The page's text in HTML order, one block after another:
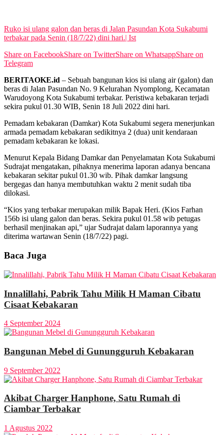
Ruko isi ulang galon dan beras di Jalan Pasundan Kota Sukabumi
terbakar pada Senin (18/7/22) dini hari.| Ist
Share on FacebookShare on TwitterShare on WhatsappShare on
Telegram
BERITAOKE.id – Sebuah bangunan kios isi ulang air (galon) dan
beras di Jalan Pasundan No. 9 Kelurahan Nyomplong, Kecamatan
Warudoyong Kota Sukabumi terbakar. Peristiwa kebakaran terjadi
sekira pukul 01.30 WIB, Senin 18 Juli 2022 dini hari.
Pemadam kebakaran (Damkar) Kota Sukabumi segera menerjunkan
armada pemadam kebakaran sedikitnya 2 (dua) unit kendaraan
pemadam kebakaran ke lokasi.
Menurut Kepala Bidang Damkar dan Penyelamatan Kota Sukabumi
Sudrajat mengatakan, pihaknya menerima laporan adanya bencana
kebakaran sekitar pukul 01.30 wib. Pihak damkar langsung
bergegas dan hanya membutuhkan waktu 2 menit sudah tiba
dilokasi.
“Kios yang terbakar merupakan milik Bapak Heri. (Kios Farhan
156b isi ulang galon dan beras. Sekira pukul 01.58 wib petugas
berhasil menjinakan api,” ujar Sudrajat dalam laporannya yang
diterima wartawan Senin (18/7/22) pagi.
Baca Juga
Innalillahi, Pabrik Tahu Milik H Maman Cibatu
Cisaat Kebakaran
4 September 2024
Bangunan Mebel di Gunungguruh Kebakaran
9 September 2022
Akibat Charger Hanphone, Satu Rumah di
Ciambar Terbakar
1 Agustus 2022